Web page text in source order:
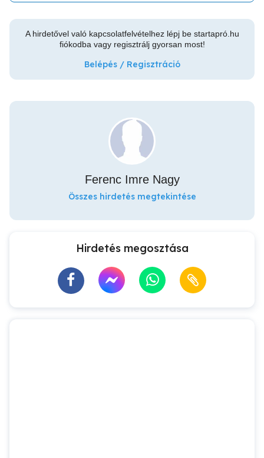
A hirdetővel való kapcsolatfelvételhez lépj be startapró.hu
fiókodba vagy regisztrálj gyorsan most!
Belépés / Regisztráció
Ferenc Imre Nagy
Összes hirdetés megtekintése
Hirdetés megosztása